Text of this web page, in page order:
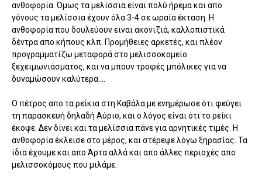
ανθοφορία. Όμως τα μελίσσια είναι πολύ ήρεμα και απο
γόνους τα μελίσσια έχουν όλα 3-4 σε ωραία έκταση. Η
ανθοφορία που δουλεύουν ειναι ακονιζιά, καλλοπιστικά
δέντρα απο κήπους κλπ. Προμήθειες αρκετές, και πλέον
προγραμματίζω μεταφορά στο μελισσοκομείο
ξεχειμωνιάσματος, και να μπουν τροφές μπόλικες για να
δυναμώσουν καλύτερα....
Ο πέτρος απο τα ρείκια στη Καβάλα με ενημέρωσε ότι φεύγει
τη παρασκευή δηλαδή Αύριο, και ο λόγος είναι ότι το ρείκι
έκοψε. Δεν δίνει και τα μελίσσια πάνε για αρνητικές τιμές. Η
ανθοφορία έκλεισε στο μέρος, και στέρεψε λόγω ξηρασίας. Τα
ίδια έχουμε και απο Άρτα αλλά και απο άλλες περιοχές απο
μελισσοκόμους που μιλάμε.